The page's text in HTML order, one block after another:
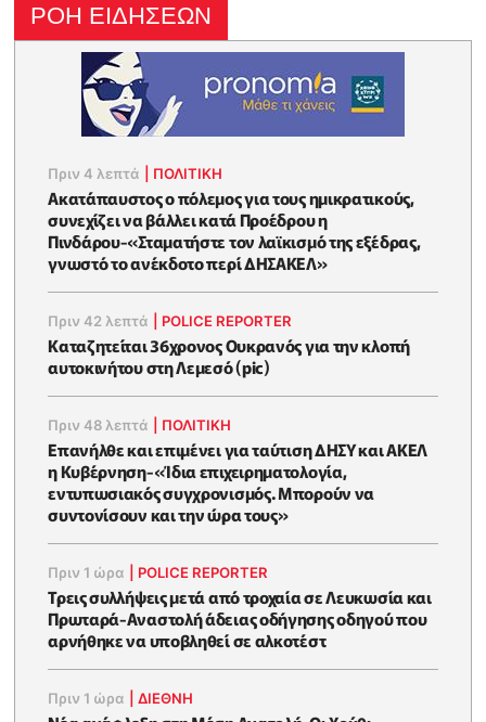
ΡΟΗ ΕΙΔΗΣΕΩΝ
Πριν 4 λεπτά ΠΟΛΙΤΙΚΗ
Ακατάπαυστος ο πόλεμος για τους ημικρατικούς,
συνεχίζει να βάλλει κατά Προέδρου η
Πινδάρου-«Σταματήστε τον λαϊκισμό της εξέδρας,
γνωστό το ανέκδοτο περί ΔΗΣΑΚΕΛ»
Πριν 42 λεπτά POLICE REPORTER
Καταζητείται 36χρονος Ουκρανός για την κλοπή
αυτοκινήτου στη Λεμεσό (pic)
Πριν 48 λεπτά ΠΟΛΙΤΙΚΗ
Επανήλθε και επιμένει για ταύτιση ΔΗΣΥ και ΑΚΕΛ
η Κυβέρνηση-«Ίδια επιχειρηματολογία,
εντυπωσιακός συγχρονισμός. Μπορούν να
συντονίσουν και την ώρα τους»
Πριν 1 ώρα POLICE REPORTER
Τρεις συλλήψεις μετά από τροχαία σε Λευκωσία και
Πρωταρά-Αναστολή άδειας οδήγησης οδηγού που
αρνήθηκε να υποβληθεί σε αλκοτέστ
Πριν 1 ώρα |ΔΙΕΘΝΗ